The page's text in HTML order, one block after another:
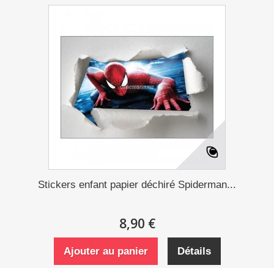
Stickers enfant papier déchiré Spiderman...
8,90 €
Ajouter au panier Détails